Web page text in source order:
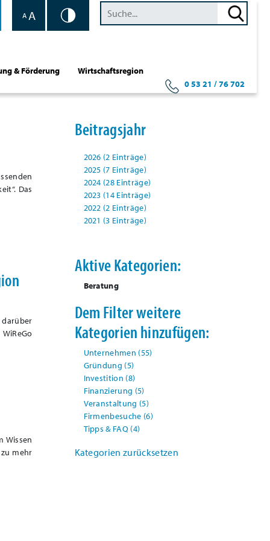
A A
& Förderung
Wirtschaftsregion
0 53 21 / 76 702
Das
Wissen
mehr
Beitragsjahr
2026 (2 Einträge)
2025 (7 Einträge)
2024 (28 Einträge)
2023 (14 Einträge)
2022 (2 Einträge)
2021 (3 Einträge)
Aktive Kategorien:
Beratung
Dem Filter weitere
Kategorien hinzufügen:
Unternehmen (55)
Gründung (5)
Investition (8)
Finanzierung (5)
Veranstaltung (5)
Firmenbesuche (6)
Tipps & FAQ (4)
Kategorien zurücksetzen